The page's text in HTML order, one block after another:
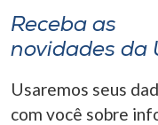
Receba as
novidades da
Usaremos seus
com você sobre